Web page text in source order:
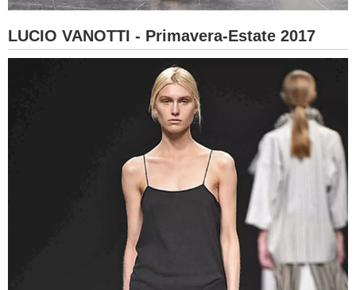
LUCIO VANOTTI - Primavera-Estate 2017